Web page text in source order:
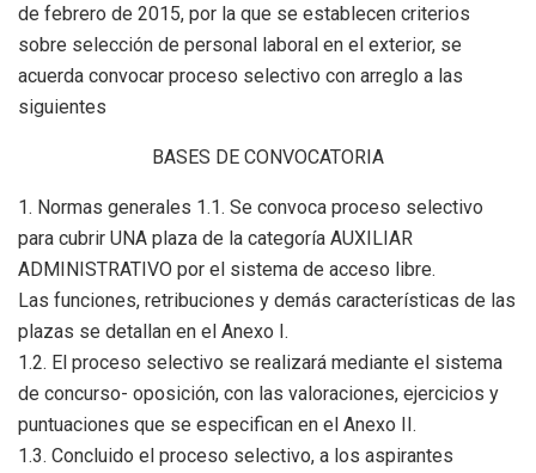
de febrero de 2015, por la que se establecen criterios
sobre selección de personal laboral en el exterior, se
acuerda convocar proceso selectivo con arreglo a las
siguientes
BASES DE CONVOCATORIA
1. Normas generales 1.1. Se convoca proceso selectivo
para cubrir UNA plaza de la categoría AUXILIAR
ADMINISTRATIVO por el sistema de acceso libre.
Las funciones, retribuciones y demás características de las
plazas se detallan en el Anexo I.
1.2. El proceso selectivo se realizará mediante el sistema
de concurso- oposición, con las valoraciones, ejercicios y
puntuaciones que se especifican en el Anexo II.
1.3. Concluido el proceso selectivo, a los aspirantes